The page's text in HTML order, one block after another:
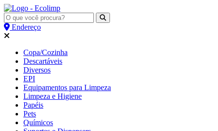
Endereço
Copa/Cozinha
Descartáveis
Diversos
EPI
Equipamentos para Limpeza
Limpeza e Higiene
Papéis
Pets
Químicos